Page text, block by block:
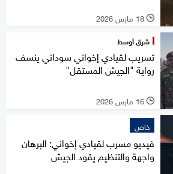
l 18 مارس 2026
شرق أوسط
تسريب لقيادي إخواني سوداني ينسف
رواية "الجيش المستقل"
l 16 مارس 2026
خاص
فيديو مسرب لقيادي إخواني: البرهان
واجهة والتنظيم يقود الجيش